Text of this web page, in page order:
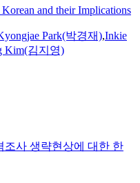
and their Implications
Park(박경재),Inkie
Kim(김지영)
조사 생략현상에 대한 한